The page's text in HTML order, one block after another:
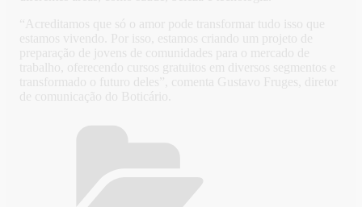
“Acreditamos que só o amor pode transformar tudo isso que
estamos vivendo. Por isso, estamos criando um projeto de
preparação de jovens de comunidades para o mercado de
trabalho, oferecendo cursos gratuitos em diversos segmentos e
transformado o futuro deles”, comenta Gustavo Fruges, diretor
de comunicação do Boticário.